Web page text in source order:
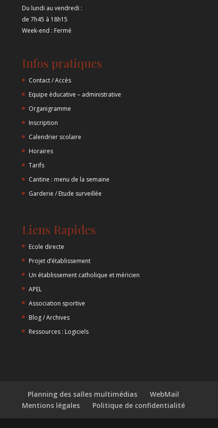
Du lundi au vendredi :
de 7h45 à 18h15
Week-end : Fermé
Infos pratiques
Contact / Accès
Equipe éducative – administrative
Organigramme
Inscription
Calendrier scolaire
Horaires
Tarifs
Cantine : menu de la semaine
Garderie / Etude surveillée
Liens Rapides
Ecole directe
Projet d’établissement
Un établissement catholique et méricien
APEL
Association sportive
Blog / Archives
Ressources : Logiciels
Planning des salles multimédias
WebMail
Mentions légales
Politique de confidentialité